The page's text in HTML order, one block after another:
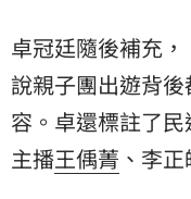
卓冠廷隨後補充
說親子團出遊背
容。卓還標註了
主播王偊菁 、李正